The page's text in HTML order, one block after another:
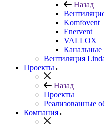
Назад
Komfovent
Enervent
VALLOX
Канальные
Вентиляция
Проекты
Назад
Проекты
Реализованные
Компания